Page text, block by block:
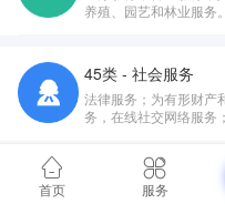
养殖、园艺和林业服务。
45类 - 社会服务
法律服务；为有形财产
务，在线社交网络服务
首页 服务